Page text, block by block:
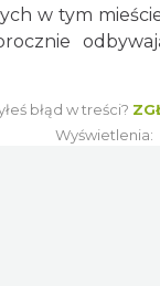
w tym
błąd w treści?
Wyświetlenia: